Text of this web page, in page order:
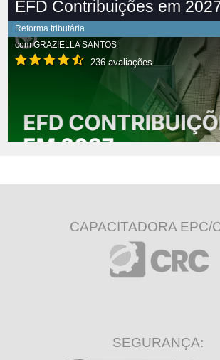
EFD Contribuições em
Reforma tributária
comGRAZIELLA SANTOS
236 avaliações
CAPACITADORA EPC/
SEGURANÇA: